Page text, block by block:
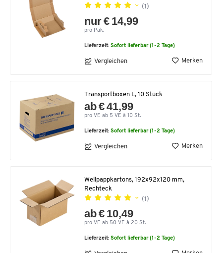
(1)
nur € 14,99
pro Pak.
Lieferzeit:Sofort lieferbar (1-2 Tage)
Vergleichen Merken
Transportboxen L, 10 Stück
ab € 41,99
pro VE ab 5 VE à 10 St.
Lieferzeit:Sofort lieferbar (1-2 Tage)
Vergleichen Merken
Wellpappkartons, 192x92x120 mm,
Rechteck
(1)
ab € 10,49
pro VE ab 50 VE à 20 St.
Lieferzeit:Sofort lieferbar (1-2 Tage)